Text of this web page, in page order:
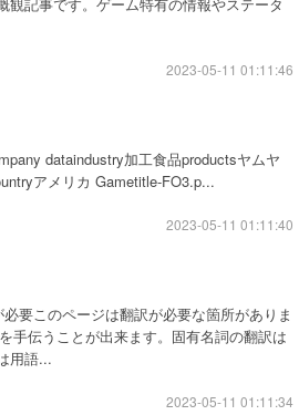
2023-05-11 01:11:46
dataindustry加工食品productsヤムヤ
アメリカ Gametitle-FO3.p...
2023-05-11 01:11:40
要このページは翻訳が必要な箇所がありま
手伝うことが出来ます。固有名詞の翻訳は
用語...
2023-05-11 01:11:34